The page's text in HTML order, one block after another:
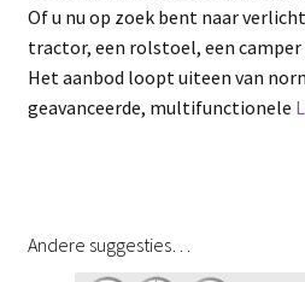
Of u nu op zoek bent naar
tractor, een rolstoel, een camper
Het aanbod loopt uiteen van
geavanceerde, multifunctionele
Andere suggesties…